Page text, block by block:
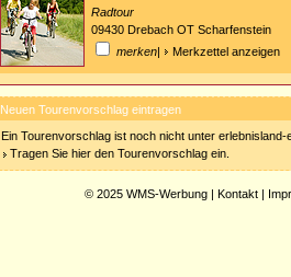
Radtour
09430 Drebach OT Scharfenstein
merken| Merkzettel anzeigen
Neuen Tourenvorschlag eintragen
Ein Tourenvorschlag ist noch nicht unter
Tragen Sie hier den Tourenvorschlag ein.
© 2025 WMS-Werbung | Kontakt |